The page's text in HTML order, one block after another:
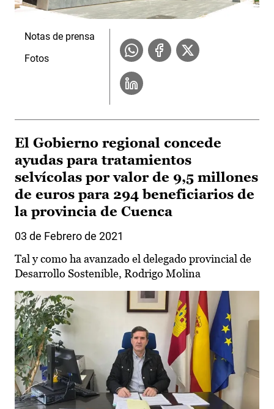
Notas de prensa
Fotos
El Gobierno regional concede
ayudas para tratamientos
selvícolas por valor de 9,5 millones
de euros para 294 beneficiarios de
la provincia de Cuenca
03 de Febrero de 2021
Tal y como ha avanzado el delegado provincial de
Desarrollo Sostenible, Rodrigo Molina